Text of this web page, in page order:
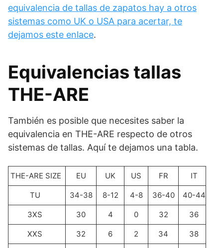
equivalencia de tallas de zapatos hay a otros
sistemas como UK o USA para acertar, te
dejamos este enlace.
Equivalencias tallas
THE-ARE
También es posible que necesites saber la
equivalencia en THE-ARE respecto de otros
sistemas de tallas. Aquí te dejamos una tabla.
THE-ARE SIZE EU UK US FR IT
TU 34-38 8-12 4-8 36-40 40-44
3XS 30 4 0 32 36
XXS 32 6 2 34 38